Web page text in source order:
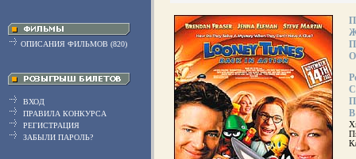
ОПИСАНИЯ ФИЛЬМОВ (820)
ВХОД
ПРАВИЛА КОНКУРСА
РЕГИСТРАЦИЯ
ЗАБЫЛИ ПАРОЛЬ?